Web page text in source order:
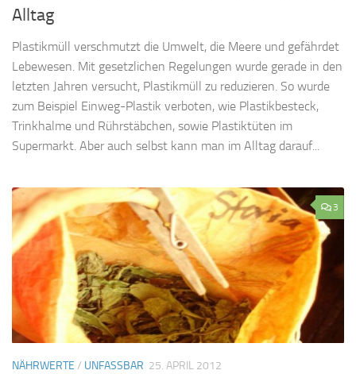
Alltag
Plastikmüll verschmutzt die Umwelt, die Meere und gefährdet
Lebewesen. Mit gesetzlichen Regelungen wurde gerade in den
letzten Jahren versucht, Plastikmüll zu reduzieren. So wurde
zum Beispiel Einweg-Plastik verboten, wie Plastikbesteck,
Trinkhalme und Rührstäbchen, sowie Plastiktüten im
Supermarkt. Aber auch selbst kann man im Alltag darauf...
3
NÄHRWERTE / UNFASSBAR 25. APRIL 2012